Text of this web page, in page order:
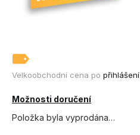
Velkoobchodní cena po přihlášení
Možnosti doručení
Položka byla vyprodána…
STAVEBNÍ
PRŮMYSLOVÝ
ODVLHČOVAČ
DANTHERM